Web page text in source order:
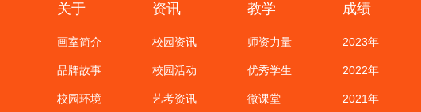
关于
画室简介
品牌故事
校园环境
资讯
校园资讯
校园活动
艺考资讯
教学
师资力量
优秀学生
微课堂
成绩
2023年
2022年
2021年